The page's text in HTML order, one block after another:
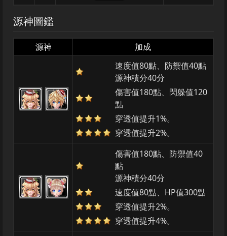
源神圖鑑
源神
加成
速度值80點、防禦值40點
源神積分40分
傷害值180點、閃躲值120
點
穿透值提升1%。
穿透值提升2%。
傷害值180點、防禦值40
點
源神積分40分
速度值80點、HP值300點
穿透值提升2%。
穿透值提升4%。